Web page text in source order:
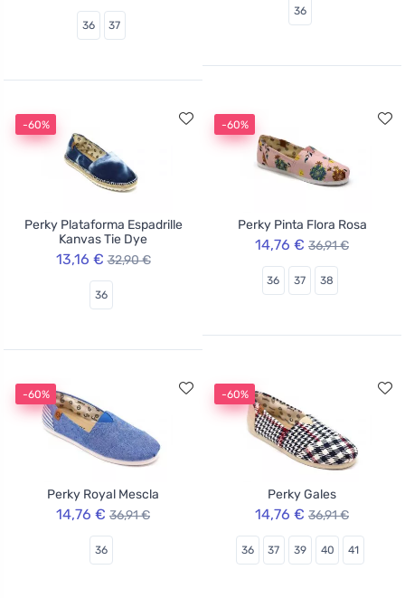
36 37
36
-60%
Perky Plataforma Espadrille
Kanvas Tie Dye
13,16 € 32,90 €
36
-60%
Perky Pinta Flora Rosa
14,76 € 36,91 €
36 37 38
-60%
Perky Royal Mescla
14,76 € 36,91 €
36
-60%
Perky Gales
14,76 € 36,91 €
36 37 39 40 41